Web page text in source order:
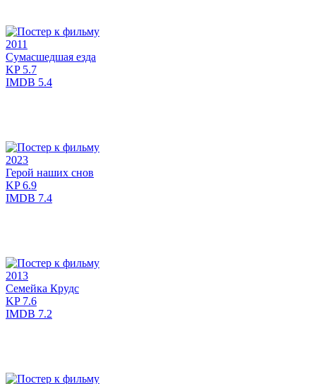
2011
Сумасшедшая езда
KP5.7
IMDB 5.4
2023
Герой наших снов
KP6.9
IMDB 7.4
2013
Семейка Крудс
KP7.6
IMDB 7.2